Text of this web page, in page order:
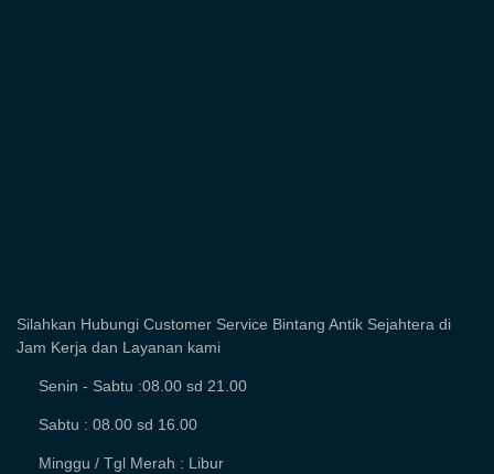
Silahkan Hubungi Customer Service Bintang Antik Sejahtera di
Jam Kerja dan Layanan kami
Senin - Sabtu :08.00 sd 21.00
Sabtu : 08.00 sd 16.00
Minggu / Tgl Merah : Libur